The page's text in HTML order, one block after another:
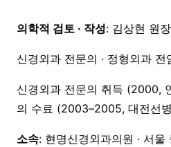
의학적 검토 · 작성: 김상현 원
신경외과 전문의 · 정형외과
신경외과 전문의 취득 (2000,
의 수료 (2003–2005, 대전선
소속: 현명신경외과의원 · 서